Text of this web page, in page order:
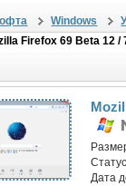
Windows
Firefox 69 Beta 12 /
Дата